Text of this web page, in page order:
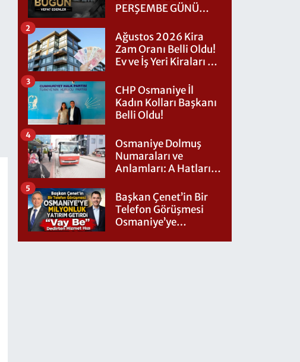
PERŞEMBE GÜNÜ
Ağustos 2026 Kira
Zam Oranı Belli Oldu!
Ev ve İş Yeri Kiraları Ne
2
CHP Osmaniye İl
Kadın Kolları Başkanı
Belli Oldu!
3
Osmaniye Dolmuş
Numaraları ve
Anlamları: A Hatları
4
Başkan Çenet’in Bir
Telefon Görüşmesi
Osmaniye’ye
5